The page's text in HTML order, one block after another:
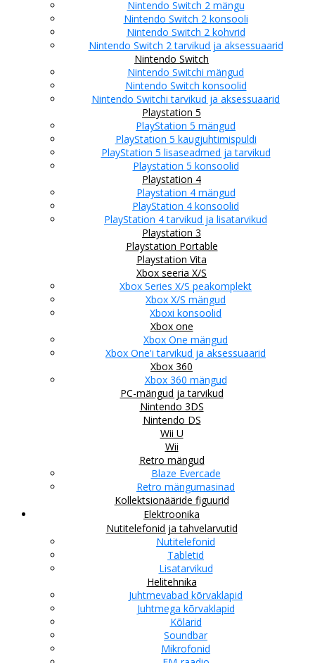
Nintendo Switch 2 mängu
Nintendo Switch 2 konsooli
Nintendo Switch 2 kohvrid
Nintendo Switch 2 tarvikud ja aksessuaarid
Nintendo Switch
Nintendo Switchi mängud
Nintendo Switch konsoolid
Nintendo Switchi tarvikud ja aksessuaarid
Playstation 5
PlayStation 5 mängud
PlayStation 5 kaugjuhtimispuldi
PlayStation 5 lisaseadmed ja tarvikud
Playstation 5 konsoolid
Playstation 4
Playstation 4 mängud
PlayStation 4 konsoolid
PlayStation 4 tarvikud ja lisatarvikud
Playstation 3
Playstation Portable
Playstation Vita
Xbox seeria X/S
Xbox Series X/S peakomplekt
Xbox X/S mängud
Xboxi konsoolid
Xbox one
Xbox One mängud
Xbox One'i tarvikud ja aksessuaarid
Xbox 360
Xbox 360 mängud
PC-mängud ja tarvikud
Nintendo 3DS
Nintendo DS
Wii U
Wii
Retro mängud
Blaze Evercade
Retro mängumasinad
Kollektsionääride figuurid
Elektroonika
Nutitelefonid ja tahvelarvutid
Nutitelefonid
Tabletid
Lisatarvikud
Helitehnika
Juhtmevabad kõrvaklapid
Juhtmega kõrvaklapid
Kõlarid
Soundbar
Mikrofonid